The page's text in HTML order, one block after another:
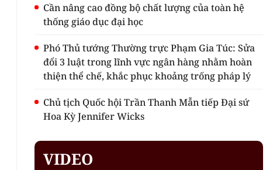
Cần nâng cao đồng bộ chất lượng của toàn hệ
thống giáo dục đại học
Phó Thủ tướng Thường trực Phạm Gia Túc: Sửa
đổi 3 luật trong lĩnh vực ngân hàng nhằm hoàn
thiện thể chế, khắc phục khoảng trống pháp lý
Chủ tịch Quốc hội Trần Thanh Mẫn tiếp Đại sứ
Hoa Kỳ Jennifer Wicks
VIDEO